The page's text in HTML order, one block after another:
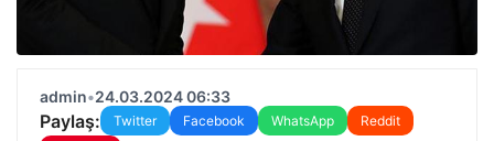
admin•24.03.2024 06:33
Paylaş: Twitter Facebook WhatsApp
Reddit